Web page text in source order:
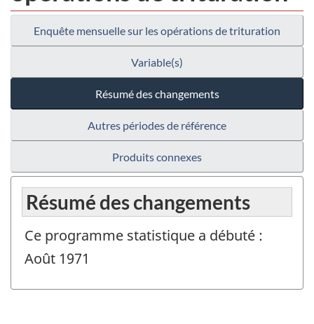
Enquête mensuelle sur les opérations de trituration
Variable(s)
Résumé des changements
Autres périodes de référence
Produits connexes
Résumé des changements
Ce programme statistique a débuté :
Août 1971